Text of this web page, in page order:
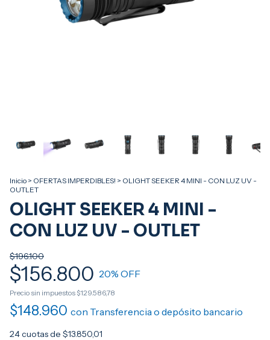
Inicio > OFERTAS IMPERDIBLES! > OLIGHT SEEKER 4 MINI - CON LUZ UV -
OUTLET
OLIGHT SEEKER 4 MINI -
CON LUZ UV - OUTLET
$196.100
$156.800 20% OFF
Precio sin impuestos$129.586,78
$148.960 con Transferencia o depósito bancario
24cuotas de $13.850,01